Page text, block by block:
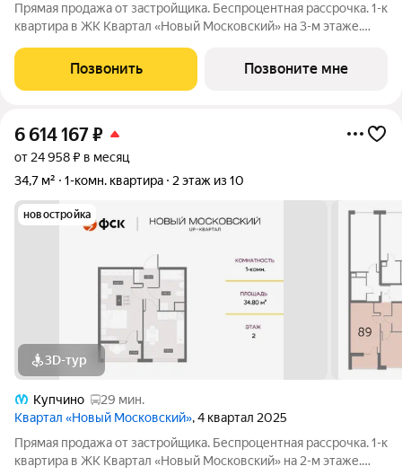
Прямая продажа от застройщика. Беспроцентная рассрочка. 1-к
квартира в ЖК Квартал «Новый Московский» на 3-м этаже.
«Новый Московский» в Пушкинском районе. Этот комплекс
объединит в себе
Позвонить Позвоните мне
6 614 167₽
от 24 958 ₽ в месяц
34,7 м²
1-комн. квартира 2 этаж из 10
новостройка
3D-тур
Купчино
29 мин.
Квартал «Новый Московский», 4 квартал 2025
Прямая продажа от застройщика. Беспроцентная рассрочка. 1-к
квартира в ЖК Квартал «Новый Московский» на 2-м этаже.